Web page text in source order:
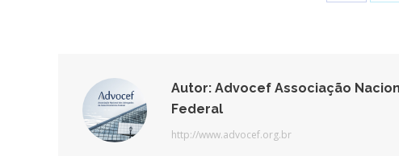
Autor: Advocef Associação
Federal
http://www.advocef.org.br